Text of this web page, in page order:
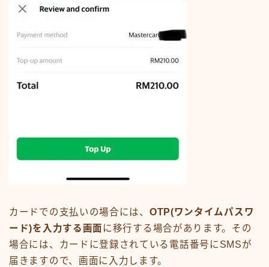
カードでの支払いの場合には、 OTP(ワンタイムパスワ
ード)を入力する画面 に移行する場合があります。その
場合には、カードに登録されている電話番号にSMSが
届きますので、画面に入力します。